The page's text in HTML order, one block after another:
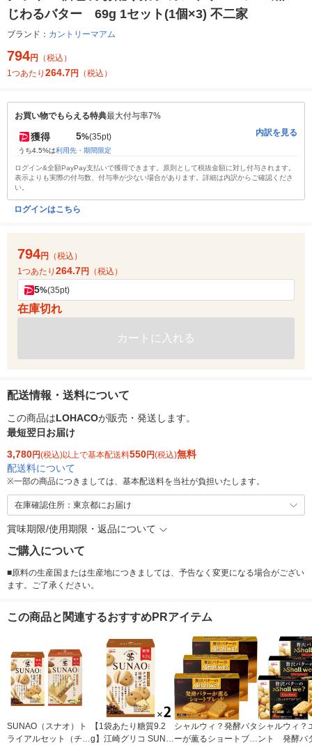
じわるバター 69g 1セット(1個×3) 不二家
ブランド： カントリーマアム
794円
（税込）
1つあたり 264.7円 （税込）
お買い物でもらえる特典最大付与率7%
獲得 5%(35pt)
うち4.5%は利用先・期間限定
内訳を見る
ログイン&全額PayPay支払いで獲得できます。原則として税抜金額に対し付与されます。
表示よりも実際の付与数、付与率が少ない場合があります。詳細は内訳からご確認くださ
い。
ログインはこちら
794円
（税込）
1つあたり 264.7円 （税込）
5%(35pt)
在庫切れ
カートに入れる
配送情報・送料について
この商品はLOHACOが販売・発送します。
最短翌日お届け
3,780円(税込)以上で基本配送料550円(税込)無料
配送料について
※一部の商品につきましては、基本配送料を当社が負担いたします。
在庫確認住所：東京都にお届け
賞味期限/使用期限・返品について
ご購入について
■原料の生産国または生産地につきましては、予告なく変更になる場合がござい
ます。ご了承ください。
この商品と関連するおすすめPRアイテム
SUNAO（スナオ）ト
ライアルセット（チョ
【1袋あたり糖質9.2
g】江崎グリコ SUNA
シャルウィ？発酵バタ
ーが薫るショートブレ
シャルウィ？
ント 発酵バ